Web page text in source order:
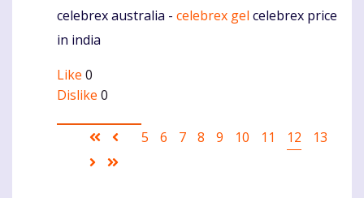
Komentaras
celebrex australia - celebrex gel celebrex price
in india
Like 0
Dislike 0
Pagination
First
page
Ankstesnis
Puslapis
5 Puslapis
6 Puslapis
7 Puslapis
8 Puslapis
9 Puslapis
10 Puslapis
11
Current
12 Puslapis
13
Sekantis